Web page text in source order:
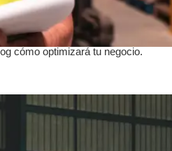
cómo optimizará tu negocio.